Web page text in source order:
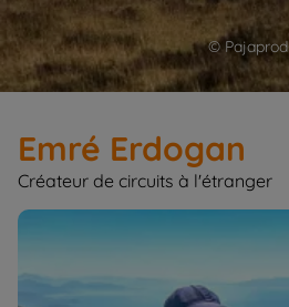
© Pajaprod
Emré Erdogan
Créateur de circuits à l'étranger